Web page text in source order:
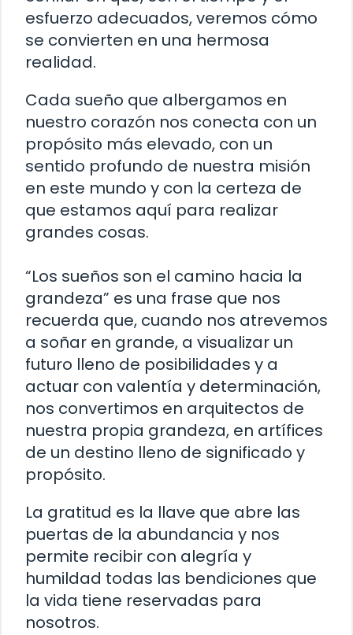
esfuerzo adecuados, veremos cómo
se convierten en una hermosa
realidad.
Cada sueño que albergamos en
nuestro corazón nos conecta con un
propósito más elevado, con un
sentido profundo de nuestra misión
en este mundo y con la certeza de
que estamos aquí para realizar
grandes cosas.
“Los sueños son el camino hacia la
grandeza” es una frase que nos
recuerda que, cuando nos atrevemos
a soñar en grande, a visualizar un
futuro lleno de posibilidades y a
actuar con valentía y determinación,
nos convertimos en arquitectos de
nuestra propia grandeza, en artífices
de un destino lleno de significado y
propósito.
La gratitud es la llave que abre las
puertas de la abundancia y nos
permite recibir con alegría y
humildad todas las bendiciones que
la vida tiene reservadas para
nosotros.